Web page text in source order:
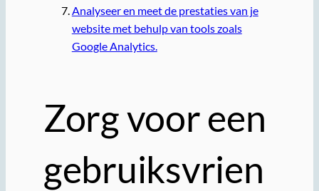
Analyseer en meet de prestaties van je
website met behulp van tools zoals
Google Analytics.
Zorg voor een
gebruiksvrien